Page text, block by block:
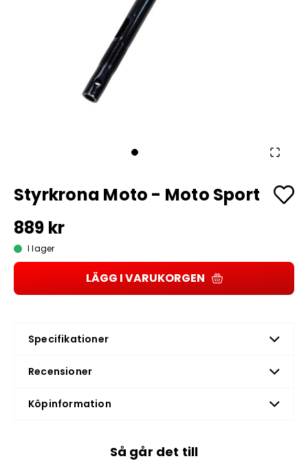
Styrkrona Moto - Moto Sport
889 kr
I lager
LÄGG I VARUKORGEN
Specifikationer
Recensioner
Köpinformation
Så går det till